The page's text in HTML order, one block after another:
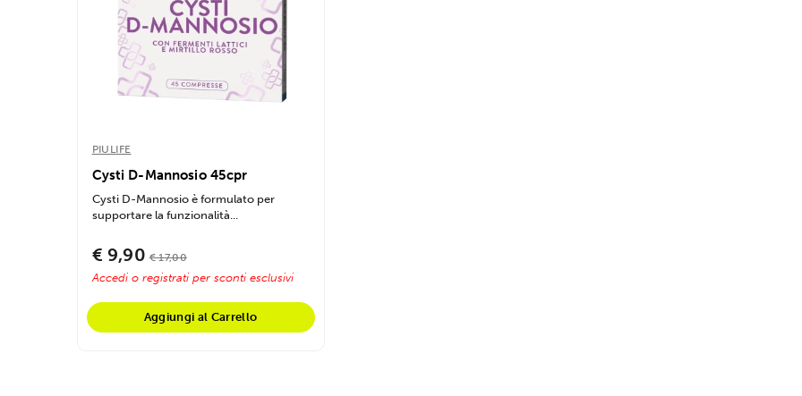
PIULIFE
Cysti D-Mannosio 45cpr
Cysti D-Mannosio è formulato per
supportare la funzionalità...
€ 9,90 € 17,00
Accedi o registrati per sconti esclusivi
Aggiungi al Carrello